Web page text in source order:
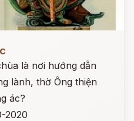
là nơi hướng dẫn
lành, thờ Ông thiện
ác?
2020